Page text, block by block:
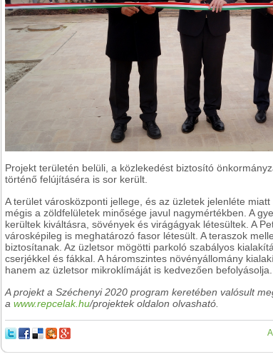
Projekt területén belüli, a közlekedést biztosító
történő felújításéra is sor került.
A terület városközponti jellege, és az üzletek jelenléte
mégis a zöldfelületek minősége javul nagymértékben. A
kerültek kiváltásra, sövények és virágágyak létesültek. A
városképileg is meghatározó fasor létesült. A teraszok
biztosítanak. Az üzletsor mögötti parkoló szabályos
cserjékkel és fákkal. A háromszintes növényállomány
hanem az üzletsor mikroklímáját is kedvezően befolyásolja.
A projekt a Széchenyi 2020 program keretében valósult
a www.repcelak.hu/projektek oldalon olvasható.